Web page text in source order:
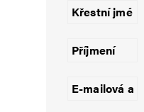
Uložit do prohlížeče jméno,
Informujte mě o nových